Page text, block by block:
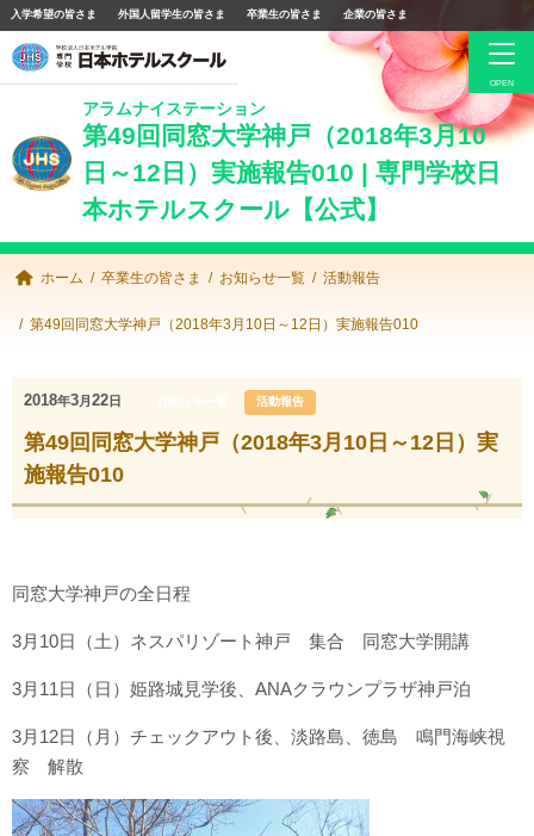
入学希望の皆さま 外国人留学生の皆さま 卒業生の皆さま 企業の皆さま
アラムナイステーション
第49回同窓大学神戸（2018年3月10
日～12日）実施報告010 | 専門学校日
本ホテルスクール【公式】
卒業生の皆さま
JHS同窓会について
手続き・サービス
お知らせ一覧
Facebook
専門学校日本ホテルスクール公式サイト
ホーム 卒業生の皆さま お知らせ一覧 活動報告
第49回同窓大学神戸（2018年3月10日～12日）実施報告010
2018年3月22日 活動報告
第49回同窓大学神戸（2018年3月10日～12日）実
施報告010
同窓大学神戸の全日程
3月10日（土）ネスパリゾート神戸 集合 同窓大学開講
3月11日（日）姫路城見学後、ANAクラウンプラザ神戸泊
3月12日（月）チェックアウト後、淡路島、徳島 鳴門海峡視
察 解散